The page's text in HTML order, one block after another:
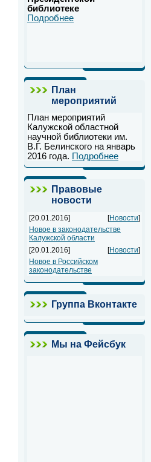
библиотеке
Подробнее
План
мероприятий
План мероприятий
Калужской областной
научной библиотеки им.
В.Г. Белинского на январь
2016 года. Подробнее
Правовые
новости
[20.01.2016] [Новости]
Новое в законодательстве
Калужской области
[20.01.2016]
[Новости]
Новое в Российском
законодательстве
Группа Вконтакте
Мы на Фейсбук